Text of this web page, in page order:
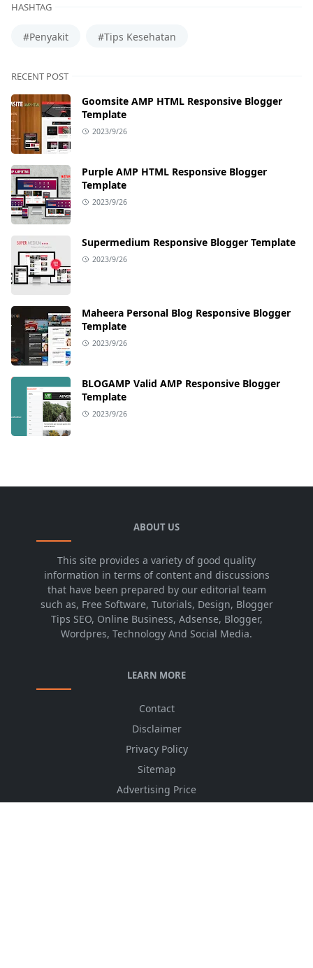
HASHTAG
#Penyakit #Tips Kesehatan
RECENT POST
Goomsite AMP HTML Responsive Blogger
Template
2023/9/26
Purple AMP HTML Responsive Blogger
Template
2023/9/26
Supermedium Responsive Blogger Template
2023/9/26
Maheera Personal Blog Responsive Blogger
Template
2023/9/26
BLOGAMP Valid AMP Responsive Blogger
Template
2023/9/26
ABOUT US
This site provides a variety of good quality
information in terms of content and discussions
that have been prepared by our editorial team
such as, Free Software, Tutorials, Design, Blogger
Tips SEO, Online Business, Adsense, Blogger,
Wordpres, Technology And Social Media.
LEARN MORE
Contact
Disclaimer
Privacy Policy
Sitemap
Advertising Price